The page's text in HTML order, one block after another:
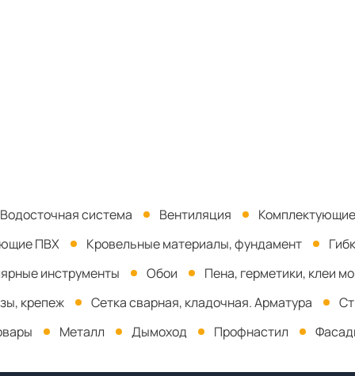
Водосточная система Вентиляция
ПВХ
Кровельные материалы, фундамент
инструменты
Обои
Пена, герметики, клеи
крепеж
Сетка сварная, кладочная. Арматура
Металл Дымоход Профнастил